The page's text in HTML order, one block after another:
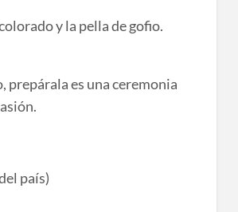
y la pella de gofio.
prepárala es una ceremonia
país)